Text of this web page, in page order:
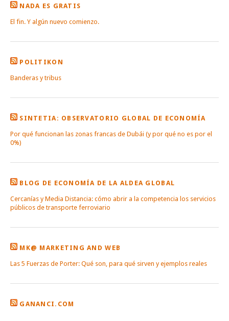
NADA ES GRATIS
El fin. Y algún nuevo comienzo.
POLITIKON
Banderas y tribus
SINTETIA: OBSERVATORIO GLOBAL DE ECONOMÍA
Por qué funcionan las zonas francas de Dubái (y por qué no es por el
0%)
BLOG DE ECONOMÍA DE LA ALDEA GLOBAL
Cercanías y Media Distancia: cómo abrir a la competencia los servicios
públicos de transporte ferroviario
MK@ MARKETING AND WEB
Las 5 Fuerzas de Porter: Qué son, para qué sirven y ejemplos reales
GANANCI.COM